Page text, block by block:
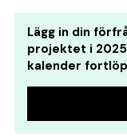
Lägg in din
projektet i
kalender